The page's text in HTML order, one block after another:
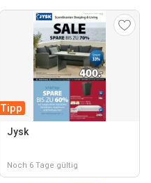
Tipp
Jysk
Noch 6 Tage gültig